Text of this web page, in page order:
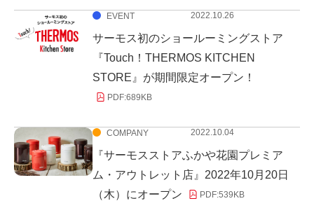
EVENT 2022.10.26
サーモス初のショールーミングストア
『Touch！THERMOS KITCHEN
STORE』が期間限定オープン！
PDF:689KB
COMPANY 2022.10.04
『サーモスストアふかや花園プレミア
ム・アウトレット店』2022年10月20日
（木）にオープン
PDF:539KB